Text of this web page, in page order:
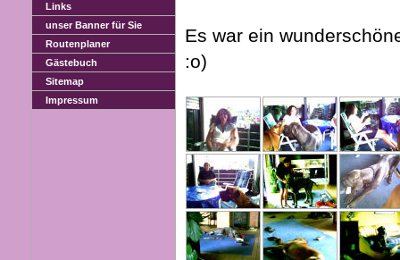
Links
unser Banner für Sie
Routenplaner
Gästebuch
Sitemap
Impressum
Es war ein
:o)